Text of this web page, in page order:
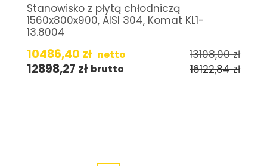
Stanowisko z płytą chłodniczą
1560x800x900, AISI 304, Komat KL1-
13.8004
10486,40 zł netto 13108,00zł
12898,27 zł brutto 16122,84zł